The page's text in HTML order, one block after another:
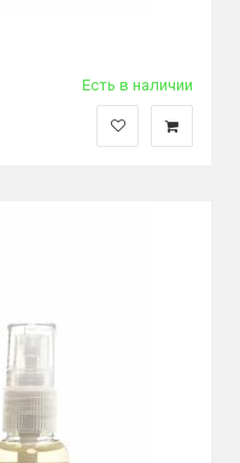
Есть в наличии